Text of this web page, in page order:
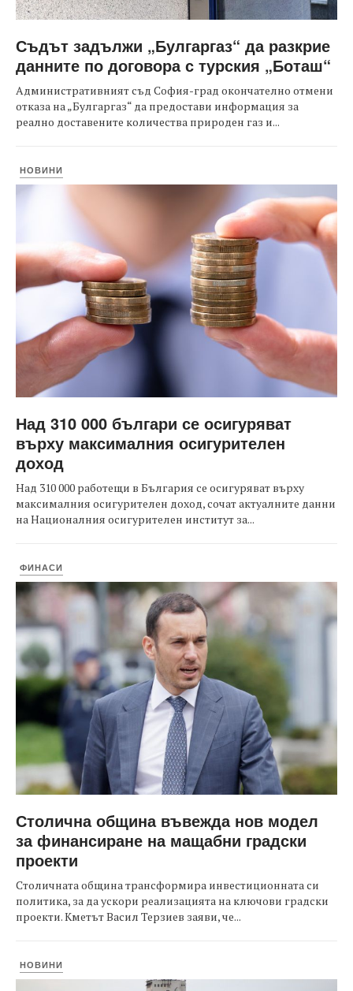
Съдът задължи „Булгаргаз“ да разкрие
данните по договора с турския „Боташ“
Административният съд София-град окончателно отмени
отказа на „Булгаргаз“ да предостави информация за
реално доставените количества природен газ и...
НОВИНИ
Над 310 000 българи се осигуряват
върху максималния осигурителен
доход
Над 310 000 работещи в България се осигуряват върху
максималния осигурителен доход, сочат актуалните данни
на Националния осигурителен институт за...
ФИНАСИ
Столична община въвежда нов модел
за финансиране на мащабни градски
проекти
Столичната община трансформира инвестиционната си
политика, за да ускори реализацията на ключови градски
проекти. Кметът Васил Терзиев заяви, че...
НОВИНИ